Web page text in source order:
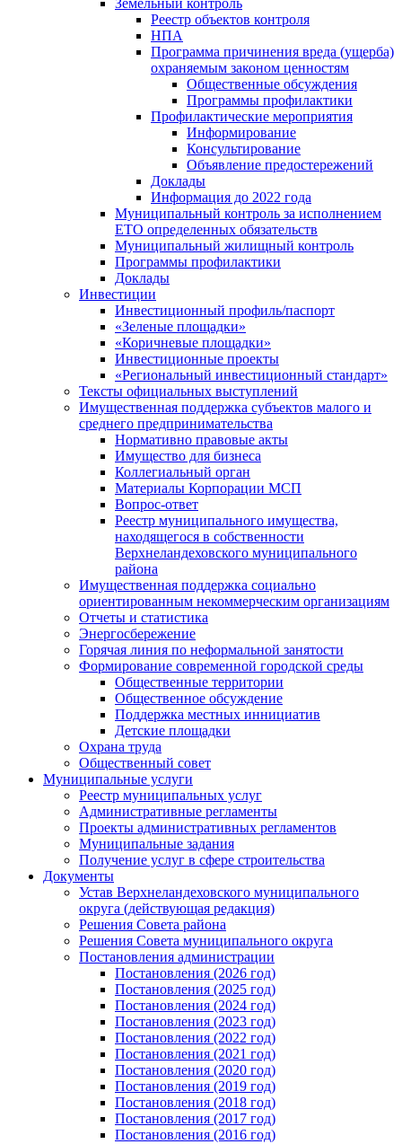
Земельный контроль
Реестр объектов контроля
НПА
Программа причинения вреда (ущерба)
охраняемым законом ценностям
Общественные обсуждения
Программы профилактики
Профилактические мероприятия
Информирование
Консультирование
Объявление предостережений
Доклады
Информация до 2022 года
Муниципальный контроль за исполнением
ЕТО определенных обязательств
Муниципальный жилищный контроль
Программы профилактики
Доклады
Инвестиции
Инвестиционный профиль/паспорт
«Зеленые площадки»
«Коричневые площадки»
Инвестиционные проекты
«Региональный инвестиционный стандарт»
Тексты официальных выступлений
Имущественная поддержка субъектов малого и
среднего предпринимательства
Нормативно правовые акты
Имущество для бизнеса
Коллегиальный орган
Материалы Корпорации МСП
Вопрос-ответ
Реестр муниципального имущества,
находящегося в собственности
Верхнеландеховского муниципального
района
Имущественная поддержка социально
ориентированным некоммерческим организациям
Отчеты и статистика
Энергосбережение
Горячая линия по неформальной занятости
Формирование современной городской среды
Общественные территории
Общественное обсуждение
Поддержка местных иннициатив
Детские площадки
Охрана труда
Общественный совет
Муниципальные услуги
Реестр муниципальных услуг
Административные регламенты
Проекты административных регламентов
Муниципальные задания
Получение услуг в сфере строительства
Документы
Устав Верхнеландеховского муниципального
округа (действующая редакция)
Решения Совета района
Решения Совета муниципального округа
Постановления администрации
Постановления (2026 год)
Постановления (2025 год)
Постановления (2024 год)
Постановления (2023 год)
Постановления (2022 год)
Постановления (2021 год)
Постановления (2020 год)
Постановления (2019 год)
Постановления (2018 год)
Постановления (2017 год)
Постановления (2016 год)